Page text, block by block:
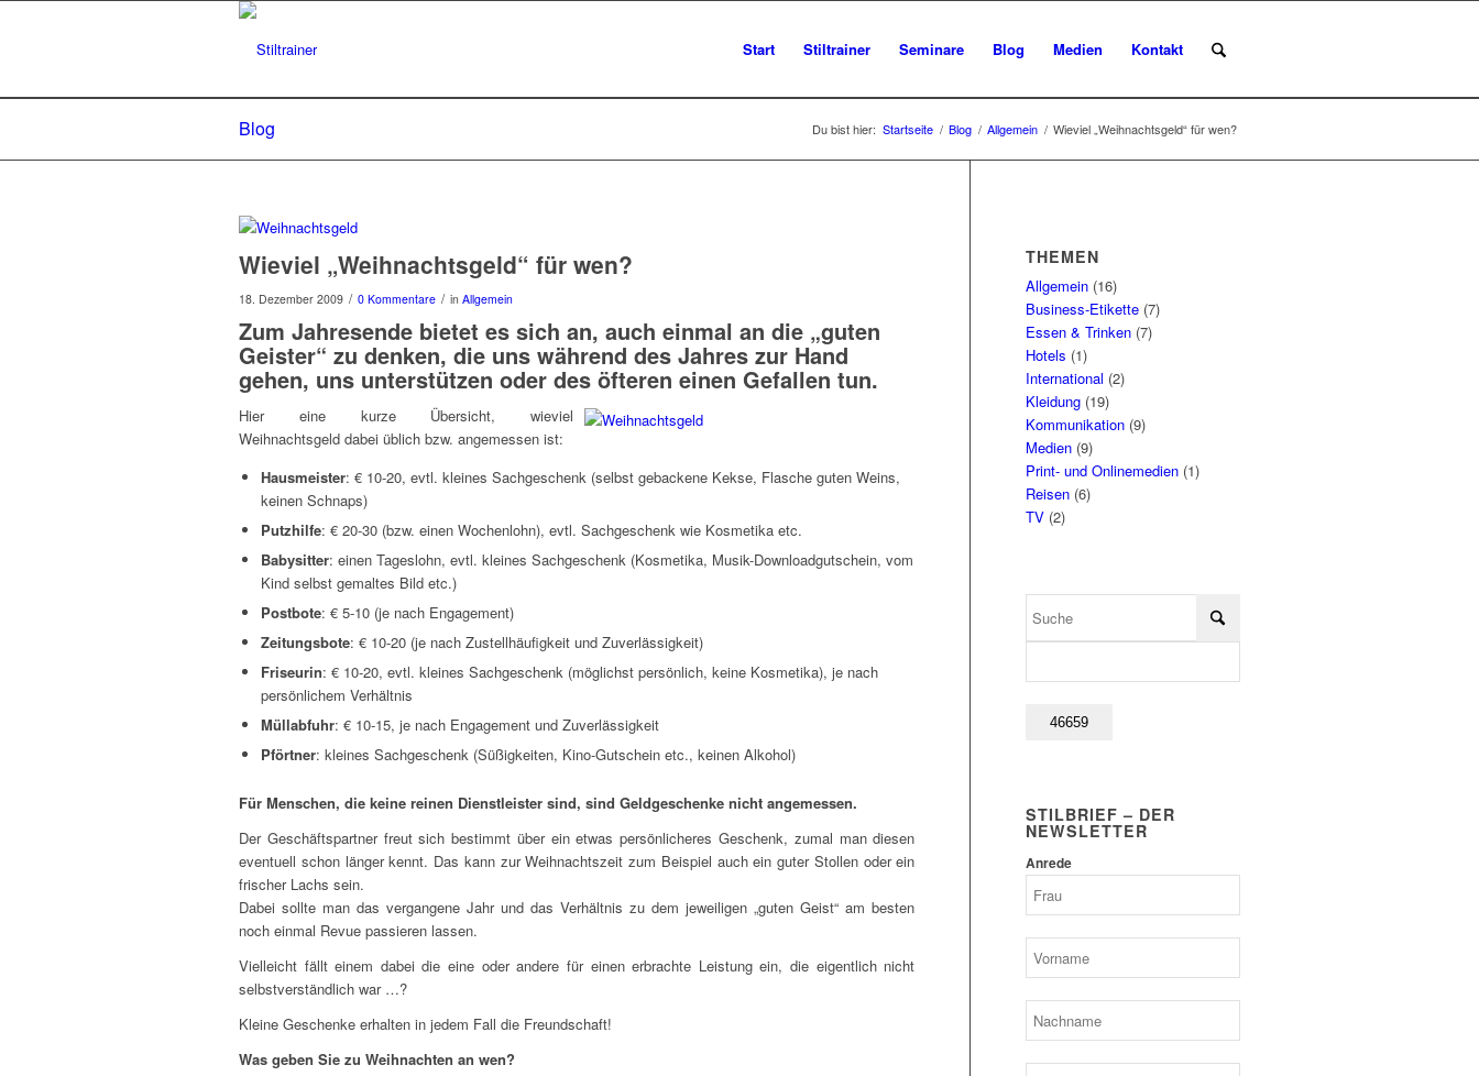
Start Stiltrainer Seminare Blog Medien Kontakt
Blog Du bist hier: Startseite / Blog / Allgemein / Wieviel „Weihnachtsgeld“ für wen?
Wieviel „Weihnachtsgeld“ für wen?
18. Dezember 2009 / 0 Kommentare / in Allgemein
Zum Jahresende bietet es sich an, auch einmal an die „guten
Geister“ zu denken, die uns während des Jahres zur Hand
gehen, uns unterstützen oder des öfteren einen Gefallen tun.
Hier eine kurze Übersicht, wieviel
Weihnachtsgeld dabei üblich bzw. angemessen ist:
Hausmeister: € 10-20, evtl. kleines Sachgeschenk (selbst gebackene Kekse, Flasche guten Weins,
keinen Schnaps)
Putzhilfe: € 20-30 (bzw. einen Wochenlohn), evtl. Sachgeschenk wie Kosmetika etc.
Babysitter: einen Tageslohn, evtl. kleines Sachgeschenk (Kosmetika, Musik-Downloadgutschein, vom
Kind selbst gemaltes Bild etc.)
Postbote: € 5-10 (je nach Engagement)
Zeitungsbote: € 10-20 (je nach Zustellhäufigkeit und Zuverlässigkeit)
Friseurin: € 10-20, evtl. kleines Sachgeschenk (möglichst persönlich, keine Kosmetika), je nach
persönlichem Verhältnis
Müllabfuhr: € 10-15, je nach Engagement und Zuverlässigkeit
Pförtner: kleines Sachgeschenk (Süßigkeiten, Kino-Gutschein etc., keinen Alkohol)
Für Menschen, die keine reinen Dienstleister sind, sind Geldgeschenke nicht angemessen.
Der Geschäftspartner freut sich bestimmt über ein etwas persönlicheres Geschenk, zumal man diesen
eventuell schon länger kennt. Das kann zur Weihnachtszeit zum Beispiel auch ein guter Stollen oder ein
frischer Lachs sein.
Dabei sollte man das vergangene Jahr und das Verhältnis zu dem jeweiligen „guten Geist“ am besten
noch einmal Revue passieren lassen.
Vielleicht fällt einem dabei die eine oder andere für einen erbrachte Leistung ein, die eigentlich nicht
selbstverständlich war …?
Kleine Geschenke erhalten in jedem Fall die Freundschaft!
Was geben Sie zu Weihnachten an wen?
THEMEN
Allgemein (16)
Business-Etikette (7)
Essen & Trinken (7)
Hotels (1)
International (2)
Kleidung (19)
Kommunikation (9)
Medien (9)
Print- und Onlinemedien (1)
Reisen (6)
TV (2)
STILBRIEF – DER
NEWSLETTER
Anrede